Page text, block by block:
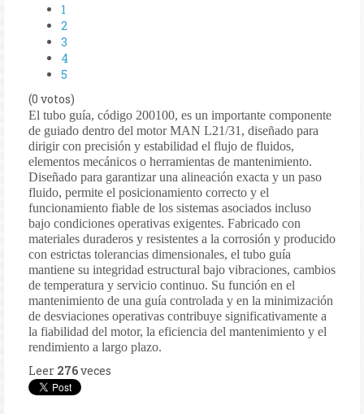
1
2
3
4
5
(0 votos)
El tubo guía, código 200100, es un importante componente
de guiado dentro del motor MAN L21/31, diseñado para
dirigir con precisión y estabilidad el flujo de fluidos,
elementos mecánicos o herramientas de mantenimiento.
Diseñado para garantizar una alineación exacta y un paso
fluido, permite el posicionamiento correcto y el
funcionamiento fiable de los sistemas asociados incluso
bajo condiciones operativas exigentes. Fabricado con
materiales duraderos y resistentes a la corrosión y producido
con estrictas tolerancias dimensionales, el tubo guía
mantiene su integridad estructural bajo vibraciones, cambios
de temperatura y servicio continuo. Su función en el
mantenimiento de una guía controlada y en la minimización
de desviaciones operativas contribuye significativamente a
la fiabilidad del motor, la eficiencia del mantenimiento y el
rendimiento a largo plazo.
Leer 276veces